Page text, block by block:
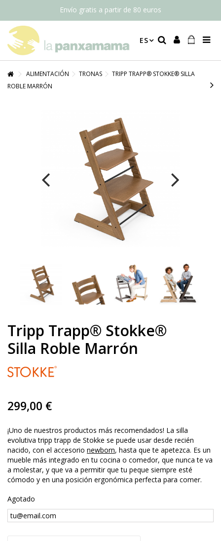
Envío gratis a partir de 80 euros
ES
ALIMENTACIÓN TRONAS
TRIPP TRAPP® STOKKE® SILLA
ROBLE MARRÓN
Tripp Trapp® Stokke®
Silla Roble Marrón
299,00 €
¡Uno de nuestros productos más recomendados! La silla
evolutiva tripp trapp de Stokke se puede usar desde recién
nacido, con el accesorio newborn, hasta que te apetezca. Es un
mueble más integrado en tu cocina o comedor, que nunca te va
a molestar, y que va a permitir que tu peque siempre esté
cómodo y en una posición ergonómica perfecta para comer.
Agotado